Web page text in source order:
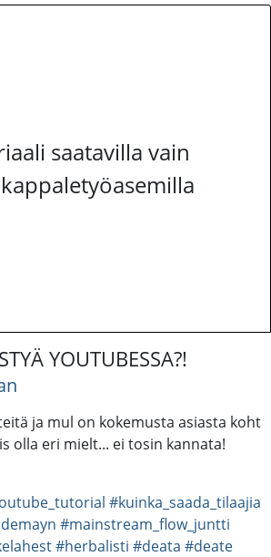
saatavilla vain
YOUTUBESSA?!
ja mul on kokemusta asiasta koht
olla eri mielt... ei tosin kannata!
#kuinka_saada_tilaajia
#mainstream_flow_juntti
#herbalisti #deata #deate